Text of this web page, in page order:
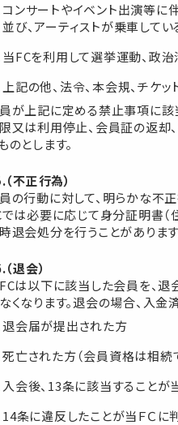
コンサートやイベント出演等に
並び、アーティストが乗車して
当FCを利用して選挙運動、政
上記の他、法令、本会規、チ
が上記に定める禁止事項に該
又は利用停止、会員証の返却
のとします。
不正行為）
の行動に対して、明らかな不
では必要に応じて身分証明書
退会処分を行うことがあります
退会）
は以下に該当した会員を、退
くなります。退会の場合、入
退会届が提出された方
死亡された方（会員資格は相続で
入会後、13条に該当することが
14条に違反したことが当ＦＣに